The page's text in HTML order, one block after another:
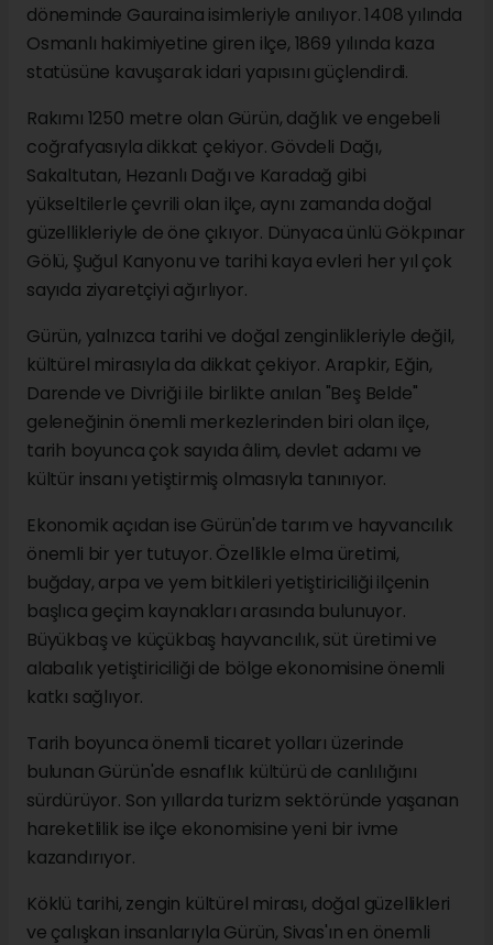
döneminde Gauraina isimleriyle anılıyor. 1408 yılında
Osmanlı hakimiyetine giren ilçe, 1869 yılında kaza
statüsüne kavuşarak idari yapısını güçlendirdi.
Rakımı 1250 metre olan Gürün, dağlık ve engebeli
coğrafyasıyla dikkat çekiyor. Gövdeli Dağı,
Sakaltutan, Hezanlı Dağı ve Karadağ gibi
yükseltilerle çevrili olan ilçe, aynı zamanda doğal
güzellikleriyle de öne çıkıyor. Dünyaca ünlü Gökpınar
Gölü, Şuğul Kanyonu ve tarihi kaya evleri her yıl çok
sayıda ziyaretçiyi ağırlıyor.
Gürün, yalnızca tarihi ve doğal zenginlikleriyle değil,
kültürel mirasıyla da dikkat çekiyor. Arapkir, Eğin,
Darende ve Divriği ile birlikte anılan "Beş Belde"
geleneğinin önemli merkezlerinden biri olan ilçe,
tarih boyunca çok sayıda âlim, devlet adamı ve
kültür insanı yetiştirmiş olmasıyla tanınıyor.
Ekonomik açıdan ise Gürün'de tarım ve hayvancılık
önemli bir yer tutuyor. Özellikle elma üretimi,
buğday, arpa ve yem bitkileri yetiştiriciliği ilçenin
başlıca geçim kaynakları arasında bulunuyor.
Büyükbaş ve küçükbaş hayvancılık, süt üretimi ve
alabalık yetiştiriciliği de bölge ekonomisine önemli
katkı sağlıyor.
Tarih boyunca önemli ticaret yolları üzerinde
bulunan Gürün'de esnaflık kültürü de canlılığını
sürdürüyor. Son yıllarda turizm sektöründe yaşanan
hareketlilik ise ilçe ekonomisine yeni bir ivme
kazandırıyor.
Köklü tarihi, zengin kültürel mirası, doğal güzellikleri
ve çalışkan insanlarıyla Gürün, Sivas'ın en önemli